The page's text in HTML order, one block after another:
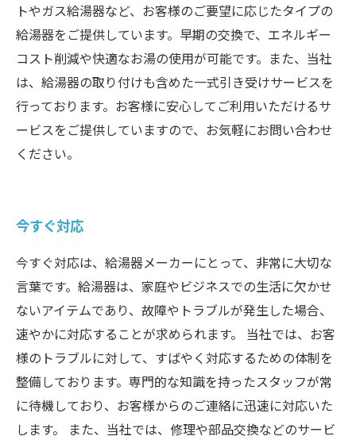
トやガス給湯器など、お客様のご要望に応じたタイプの
給湯器をご提供しています。早期の交換で、エネルギー
コスト削減や快適なお湯の使用が可能です。また、当社
は、給湯器の取り付けも含めた一式引き受けサービスを
行っております。お客様に安心してご利用いただけるサ
ービスをご提供していますので、お気軽にお問い合わせ
ください。
今すぐ対応
今すぐ対応は、給湯器メーカーにとって、非常に大切な
言葉です。給湯器は、家庭やビジネスでの生活に欠かせ
ないアイテムであり、故障やトラブルが発生した場合、
速やかに対応することが求められます。 当社では、お客
様のトラブルに対して、すばやく対応するための体制を
整備しております。専門的な知識を持ったスタッフが常
に待機しており、お客様からのご連絡に迅速に対応いた
します。 また、当社では、修理や部品交換などのサービ